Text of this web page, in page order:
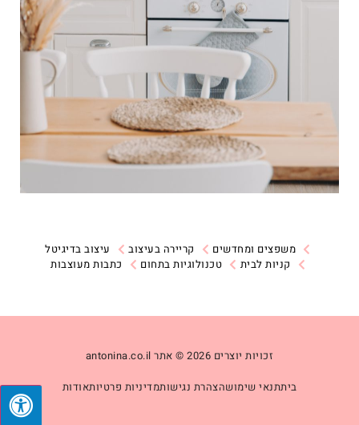
משפצים ומחדשים קריירה בעיצוב
עיצוב בדיגיטל
קניות לבית
טכנולוגיות בתחום כתבות מעוצבות
זכויות יוצרים 2026 © אתר antonina.co.il
ביתתנאי שימושהצהרת נגישותמדיניות פרטיותאודות